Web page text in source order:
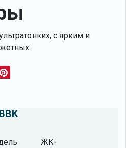
с ярким и
ЖК-